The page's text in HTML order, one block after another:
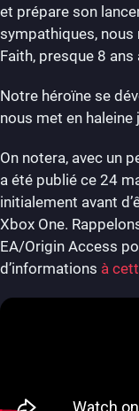
et prépare son
sympathiques, nous
Faith, presque 8
Notre héroïne se
nous met en
On notera, avec un
a été publié ce 24
initialement avant
Xbox One.
EA/Origin Access
d’informations à